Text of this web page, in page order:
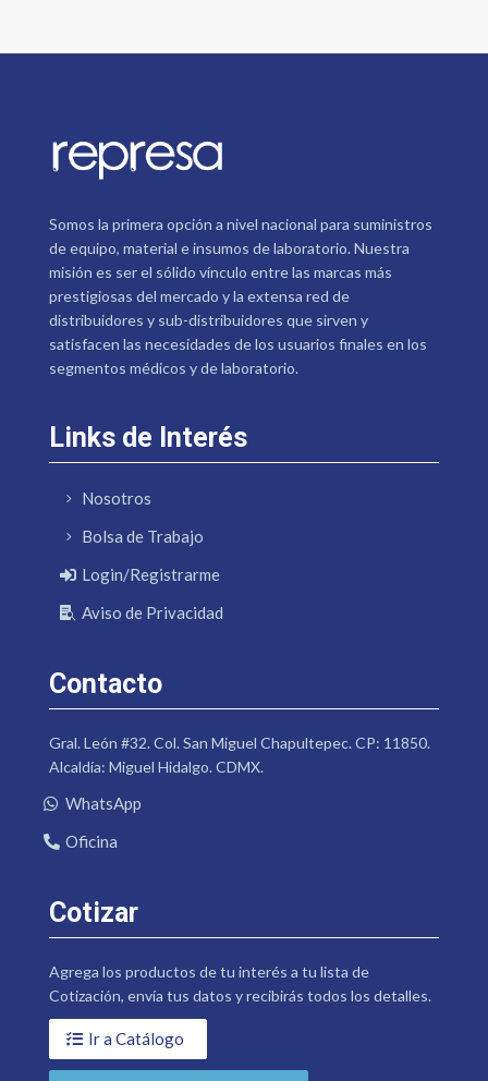
Somos la primera opción a nivel nacional para suministros
de equipo, material e insumos de laboratorio. Nuestra
misión es ser el sólido vínculo entre las marcas más
prestigiosas del mercado y la extensa red de
distribuidores y sub-distribuidores que sirven y
satisfacen las necesidades de los usuarios finales en los
segmentos médicos y de laboratorio.
Links de Interés
Nosotros
Bolsa de Trabajo
Login/Registrarme
Aviso de Privacidad
Contacto
Gral. León #32. Col. San Miguel Chapultepec. CP: 11850.
Alcaldía: Miguel Hidalgo. CDMX.
WhatsApp
Oficina
Cotizar
Agrega los productos de tu interés a tu lista de
Cotización, envía tus datos y recibirás todos los detalles.
Ir a Catálogo